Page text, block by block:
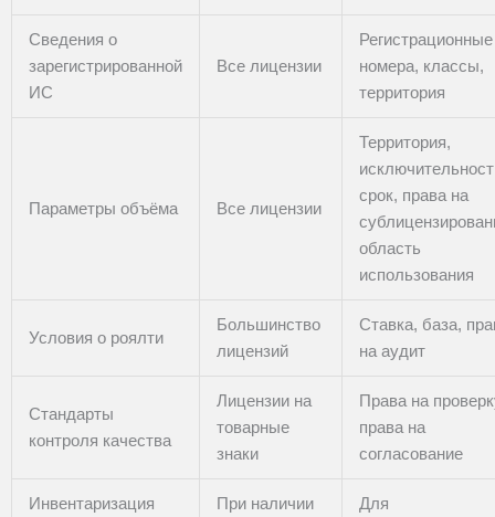
Сведения о
зарегистрированной
ИС
Все лицензии
Регистрационные
номера, классы,
территория
Параметры объёма Все лицензии
Территория,
срок, права на
область
использования
Условия о роялти
Большинство
лицензий
Ставка, база,
на аудит
Стандарты
контроля качества
Лицензии на
товарные
знаки
Права на
права на
согласование
Инвентаризация При наличии Для